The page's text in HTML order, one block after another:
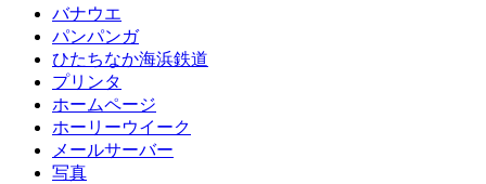
バナウエ
パンパンガ
ひたちなか海浜鉄道
プリンタ
ホームページ
ホーリーウイーク
メールサーバー
写真